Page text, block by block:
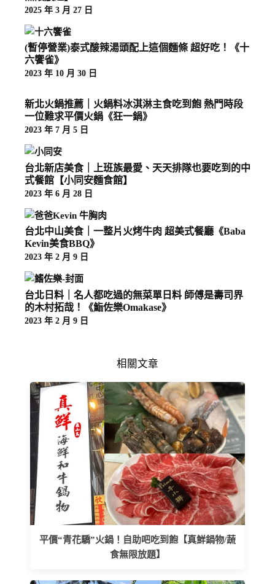
2025 年 3 月 27 日
(暫停營業)泰式酸辣湯頭配上這個麵條 超好吃！《十
六饗雀》
2023 年 10 月 30 日
新北火鍋推薦｜火鍋料冰淇淋主食吃到飽 熱門時段
一位難求平價火鍋《狂一鍋》
2023 年 7 月 5 日
台北新店美食｜上班族最愛、天天排隊也要吃到的中
式餐館【小同安麵食館】
2023 年 6 月 28 日
台北中山美食｜一整片火烤牛肉 超美式餐廳《Baba
Kevin美食BBQ》
2023 年 2 月 9 日
台北日料｜名人都吃過的無菜單日料 師傅是壽司界
的木村拓哉！《鮨佐樂Omakase》
2023 年 2 月 9 日
相關文章
平價“青花驕”火鍋！自助吧吃到飽【真鮮鍋物/蔬
食無限放題】